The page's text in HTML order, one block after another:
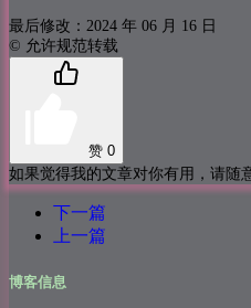
最后修改：2024 年 06 月 16 日
© 允许规范转载
赞 0
如果觉得我的文章对你有用，请随
下一篇
上一篇
博客信息